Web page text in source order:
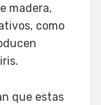
madera,
como
que estas